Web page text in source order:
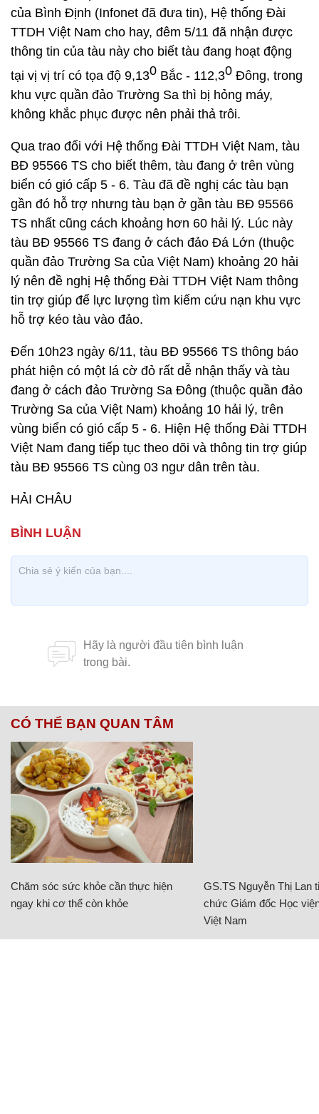
của Bình Định (Infonet đã đưa tin), Hệ thống Đài
TTDH Việt Nam cho hay, đêm 5/11 đã nhận được
thông tin của tàu này cho biết tàu đang hoạt động
tại vị vị trí có tọa độ 9,130 Bắc - 112,30 Đông, trong
khu vực quần đảo Trường Sa thì bị hỏng máy,
không khắc phục được nên phải thả trôi.
Qua trao đổi với Hệ thống Đài TTDH Việt Nam, tàu
BĐ 95566 TS cho biết thêm, tàu đang ở trên vùng
biển có gió cấp 5 - 6. Tàu đã đề nghị các tàu bạn
gần đó hỗ trợ nhưng tàu bạn ở gần tàu BĐ 95566
TS nhất cũng cách khoảng hơn 60 hải lý. Lúc này
tàu BĐ 95566 TS đang ở cách đảo Đá Lớn (thuộc
quần đảo Trường Sa của Việt Nam) khoảng 20 hải
lý nên đề nghị Hệ thống Đài TTDH Việt Nam thông
tin trợ giúp để lực lượng tìm kiếm cứu nạn khu vực
hỗ trợ kéo tàu vào đảo.
Đến 10h23 ngày 6/11, tàu BĐ 95566 TS thông báo
phát hiện có một lá cờ đỏ rất dễ nhận thấy và tàu
đang ở cách đảo Trường Sa Đông (thuộc quần đảo
Trường Sa của Việt Nam) khoảng 10 hải lý, trên
vùng biển có gió cấp 5 - 6. Hiện Hệ thống Đài TTDH
Việt Nam đang tiếp tục theo dõi và thông tin trợ giúp
tàu BĐ 95566 TS cùng 03 ngư dân trên tàu.
HẢI CHÂU
CÓ THỂ BẠN QUAN TÂM
Chăm sóc sức khỏe cần thực hiện
ngay khi cơ thể còn khỏe
GS.TS Nguyễn Thị Lan
chức Giám đốc Học
Việt Nam